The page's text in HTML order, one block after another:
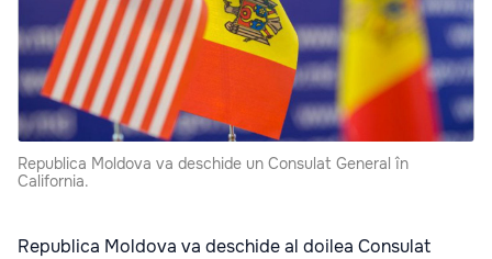
Republica Moldova va deschide un Consulat General în
California.
Republica Moldova va deschide al doilea Consulat